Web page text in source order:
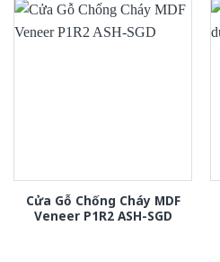
Cửa Gỗ Chống Cháy MDF
Veneer P1R2 ASH-SGD